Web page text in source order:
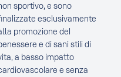
sportivo, e sono
esclusivamente
promozione del
e di sani stili di
a basso impatto
e senza